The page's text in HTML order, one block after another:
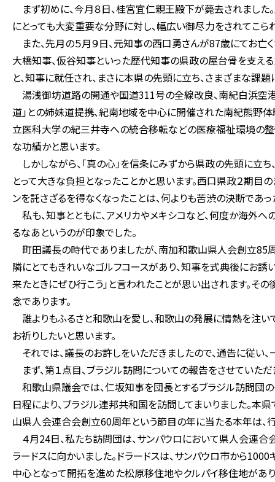
まず初めに、今月８日、桂宮宜仁親王殿下が薨去されました
にとっても大変重要な分野に対し、幅広い御尽力をされてこら
また、先月の５月９日、元知事の西口勇さんが87歳にてお亡
大橋知事、仮谷知事といった歴代知事の県政の屋台骨を支え
と、知事に就任され、まさに本県の先頭に立ち、さまざまな課
湯浅御坊道路の開通や国道311号の全線改良、南紀白浜空港
道」との姉妹道提携、紀南地域を中心に開催された南紀熊野
立医科大学の紀三井寺への統合移転などの医療福祉環境の整
な功績かと思います。
しかしながら、「真の心」を信条にみずから県政の先頭に立
とって大きな負担となったことかと思います。西口県政２期
ンを託さざるを得なくなったことは、何よりも苦渋の決断であっ
私も、知事とともに、アメリカやメキシコなど、何度か海外
るなあというのが印象でした。
町田議長の時代でありましたが、南加和歌山県人会創立85
隣にとてもきれいなゴルフコースがあり、知事を式典後にお誘
来たときにぜひ行こう」と言われたことが思い出されます。そ
念であります。
誰よりもふるさと和歌山を愛し、和歌山の発展に情熱を注
お祈りしたいと思います。
それでは、議長のお許しをいただきましたので、通告に従い
まず、第１点目、ブラジル訪問についての報告をさせていただ
和歌山県議会では、仁坂知事を団長とするブラジル訪問団
日程により、ブラジル連邦共和国を訪問してまいりました。本
山県人会連合会創立60周年という節目の年に当たる本年は、
４月24日、私たち訪問団は、サンパウロにおいて県人会連合
ラードスに向かいました。ドラードスは、サンパウロ市から
中心となって開拓を進めた松原移住地やクルパイ移住地があ